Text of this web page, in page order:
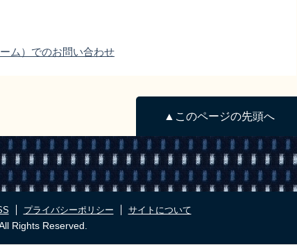
ム）でのお問い合わせ
▲このページの先頭へ
プライバシーポリシー サイトについて
Rights Reserved.